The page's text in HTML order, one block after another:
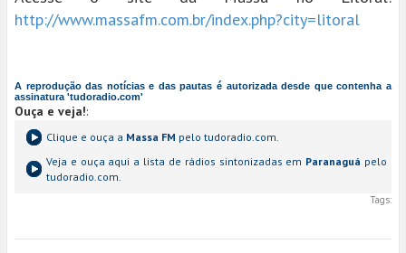
http://www.massafm.com.br/index.php?city=litoral
A reprodução das notícias e das pautas é autorizada desde que contenha a
assinatura 'tudoradio.com'
Ouça e veja!:
Clique e ouça a Massa FM pelo tudoradio.com.
Veja e ouça aqui a lista de rádios sintonizadas em Paranaguá pelo
tudoradio.com.
Tags: